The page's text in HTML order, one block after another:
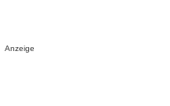
Anzeige